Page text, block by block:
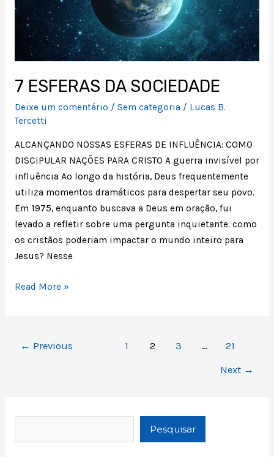
7 ESFERAS DA SOCIEDADE
Deixe um comentário / Sem categoria / Lucas B.
Tercetti
ALCANÇANDO NOSSAS ESFERAS DE INFLUÊNCIA: COMO
DISCIPULAR NAÇÕES PARA CRISTO A guerra invisível por
influência Ao longo da história, Deus frequentemente
utiliza momentos dramáticos para despertar seu povo.
Em 1975, enquanto buscava a Deus em oração, fui
levado a refletir sobre uma pergunta inquietante: como
os cristãos poderiam impactar o mundo inteiro para
Jesus? Nesse
Read More »
← Previous 1 2 3 … 21
Next →
s
Pesquisar